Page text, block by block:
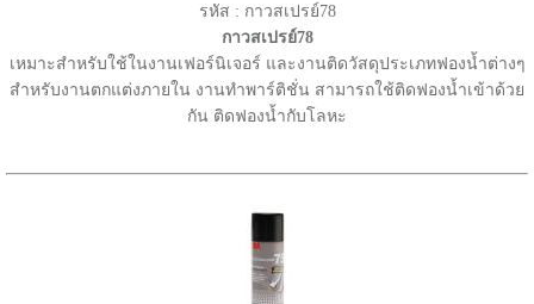
รหัส : กาวสเปรย์78
กาวสเปรย์78
เหมาะสำหรับใช้ในงานเฟอร์นิเจอร์ และงานติดวัสดุประเภทฟองน้ำต่างๆ
สำหรับงานตกแต่งภายใน งานทำพาร์ติชั่น สามารถใช้ติดฟองน้ำเข้าด้วย
กัน ติดฟองน้ำกับโลหะ